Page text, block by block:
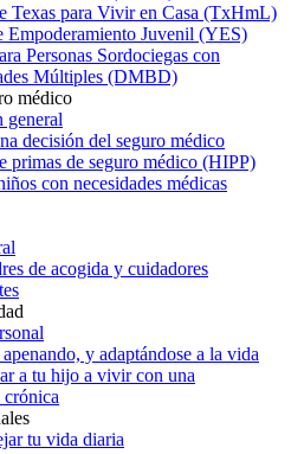
Texas para Vivir en Casa (TxHmL)
Empoderamiento Juvenil (YES)
Personas Sordociegas con
Múltiples (DMBD)
médico
general
decisión del seguro médico
primas de seguro médico (HIPP)
con necesidades médicas
de acogida y cuidadores
y adaptándose a la vida
a tu hijo a vivir con una
crónica
tu vida diaria